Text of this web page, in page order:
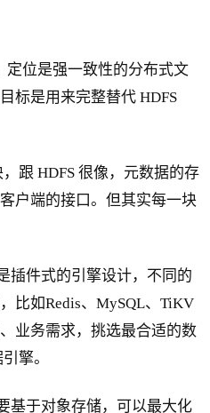
定位是强一致性的分布式文
标是用来完整替代 HDFS
跟 HDFS 很像，元数据的存
户端的接口。但其实每一块
插件式的引擎设计，不同的
比如Redis、MySQL、TiKV
业务需求，挑选最合适的数
擎。
基于对象存储，可以最大化